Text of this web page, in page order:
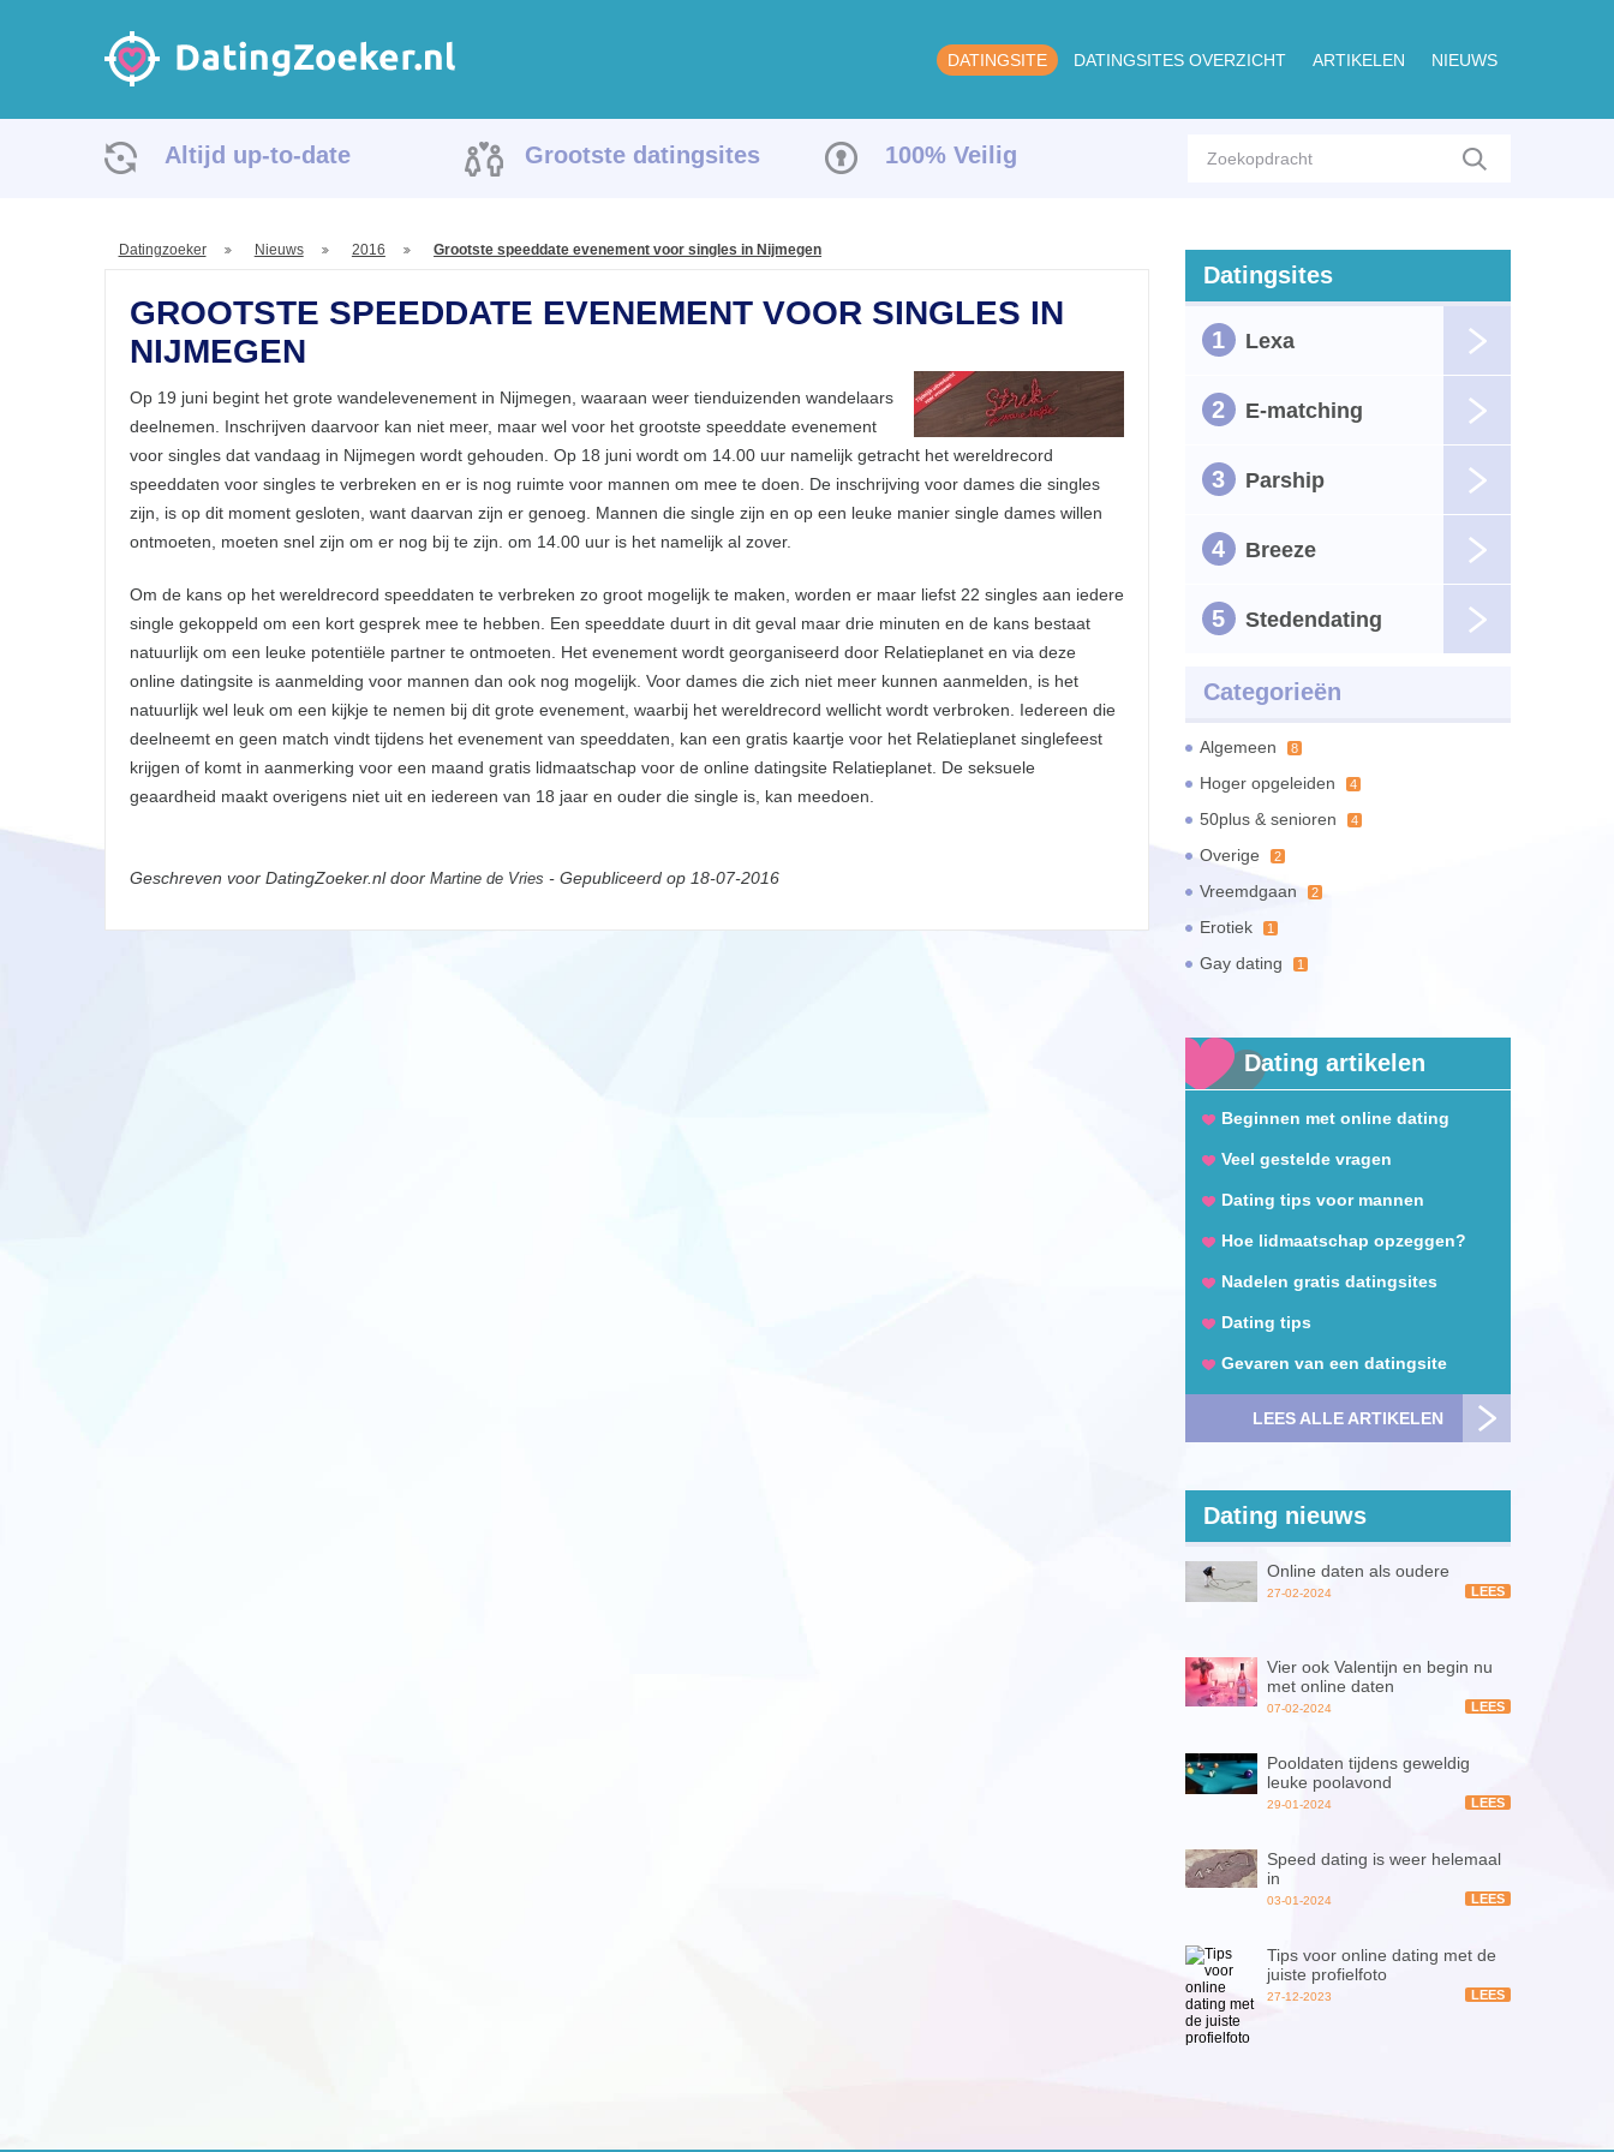
DATINGSITE DATINGSITES OVERZICHT ARTIKELEN NIEUWS
Altijd up-to-date Grootste datingsites 100% Veilig
Datingzoeker Nieuws 2016 Grootste speeddate evenement voor singles in Nijmegen
GROOTSTE SPEEDDATE EVENEMENT VOOR SINGLES IN
NIJMEGEN
Op 19 juni begint het grote wandelevenement in Nijmegen, waaraan weer tienduizenden wandelaars
deelnemen. Inschrijven daarvoor kan niet meer, maar wel voor het grootste speeddate evenement
voor singles dat vandaag in Nijmegen wordt gehouden. Op 18 juni wordt om 14.00 uur namelijk getracht het wereldrecord
speeddaten voor singles te verbreken en er is nog ruimte voor mannen om mee te doen. De inschrijving voor dames die singles
zijn, is op dit moment gesloten, want daarvan zijn er genoeg. Mannen die single zijn en op een leuke manier single dames willen
ontmoeten, moeten snel zijn om er nog bij te zijn. om 14.00 uur is het namelijk al zover.
Om de kans op het wereldrecord speeddaten te verbreken zo groot mogelijk te maken, worden er maar liefst 22 singles aan iedere
single gekoppeld om een kort gesprek mee te hebben. Een speeddate duurt in dit geval maar drie minuten en de kans bestaat
natuurlijk om een leuke potentiële partner te ontmoeten. Het evenement wordt georganiseerd door Relatieplanet en via deze
online datingsite is aanmelding voor mannen dan ook nog mogelijk. Voor dames die zich niet meer kunnen aanmelden, is het
natuurlijk wel leuk om een kijkje te nemen bij dit grote evenement, waarbij het wereldrecord wellicht wordt verbroken. Iedereen die
deelneemt en geen match vindt tijdens het evenement van speeddaten, kan een gratis kaartje voor het Relatieplanet singlefeest
krijgen of komt in aanmerking voor een maand gratis lidmaatschap voor de online datingsite Relatieplanet. De seksuele
geaardheid maakt overigens niet uit en iedereen van 18 jaar en ouder die single is, kan meedoen.
Geschreven voor DatingZoeker.nl door Martine de Vries - Gepubliceerd op 18-07-2016
Datingsites
1 Lexa
2 E-matching
3 Parship
4 Breeze
5 Stedendating
Categorieën
Algemeen 8
Hoger opgeleiden 4
50plus & senioren 4
Overige 2
Vreemdgaan 2
Erotiek 1
Gay dating 1
Dating artikelen
Beginnen met online dating
Veel gestelde vragen
Dating tips voor mannen
Hoe lidmaatschap opzeggen?
Nadelen gratis datingsites
Dating tips
Gevaren van een datingsite
LEES ALLE ARTIKELEN
Dating nieuws
Online daten als oudere
27-02-2024 LEES
Vier ook Valentijn en begin nu
met online daten
07-02-2024 LEES
Pooldaten tijdens geweldig
leuke poolavond
29-01-2024 LEES
Speed dating is weer helemaal
in
03-01-2024 LEES
Tips voor online dating met de
juiste profielfoto
27-12-2023 LEES